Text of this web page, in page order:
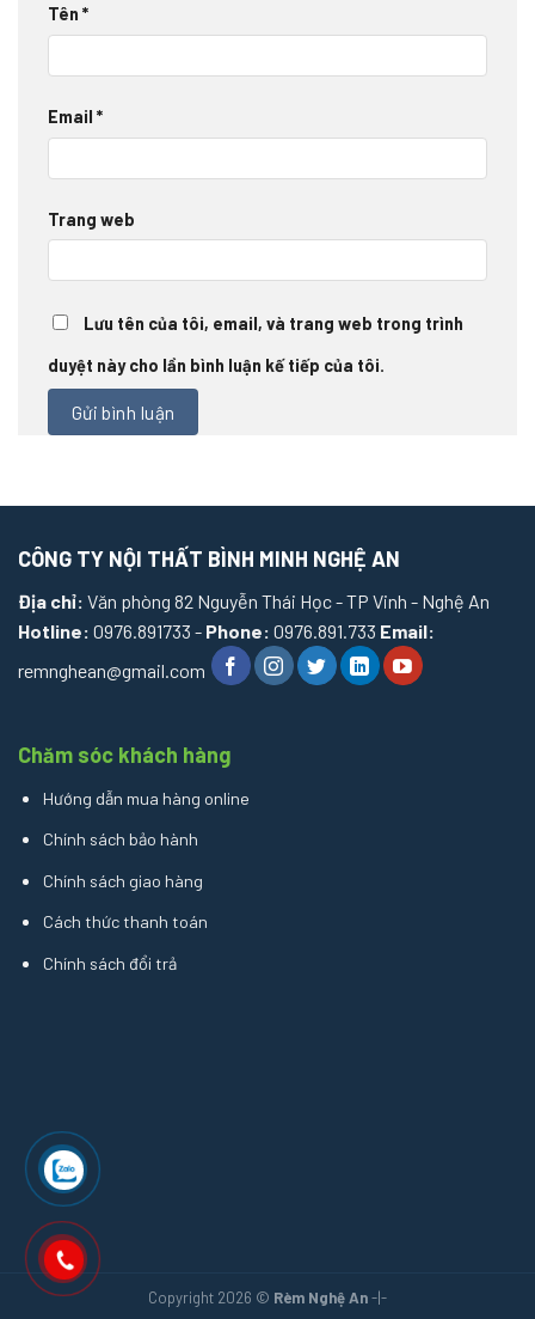
Tên *
Email *
Trang web
Lưu tên của tôi, email, và trang web trong trình
duyệt này cho lần bình luận kế tiếp của tôi.
CÔNG TY NỘI THẤT BÌNH MINH NGHỆ AN
Địa chỉ: Văn phòng 82 Nguyễn Thái Học - TP Vinh - Nghệ An
Hotline: 0976.891733 - Phone: 0976.891.733 Email:
remnghean@gmail.com
Chăm sóc khách hàng
Hướng dẫn mua hàng online
Chính sách bảo hành
Chính sách giao hàng
Cách thức thanh toán
Chính sách đổi trả
Copyright 2026 © Rèm Nghệ An-|-